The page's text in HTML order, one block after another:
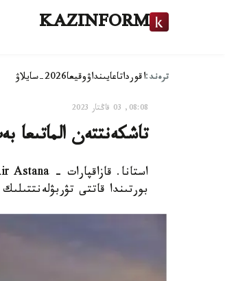
KAZINFORM
ترەند:اقورداتاعايىنداۋوقيعا2026-سايلاۋ
08:08, 03 قاڭتار 2023
تاشكەنتتەن
بورتىندا قاتتى